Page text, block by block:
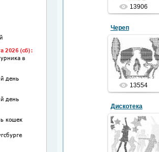
13906
Череп
05.06.2011
скелет головы
13554
Дискотека
19.01.2012